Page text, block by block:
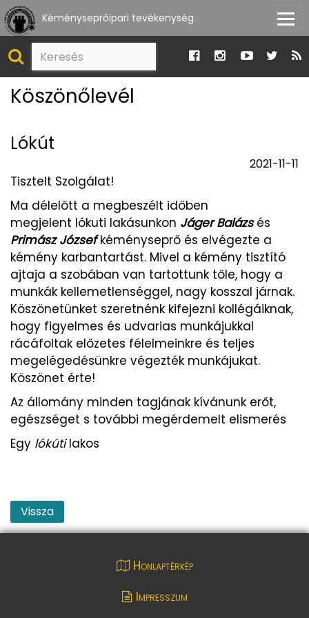
Kéményseprőipari tevékenység
Köszönőlevél
Lókút
2021-11-11
Tisztelt Szolgálat!
Ma délelőtt a megbeszélt időben
megjelent lókuti lakásunkon Jáger Balázsés
Primász Józsefkéményseprő és elvégezte a
kémény karbantartást. Mivel a kémény tisztító
ajtaja a szobában van tartottunk tőle, hogy a
munkák kellemetlenséggel, nagy kosszal járnak.
Köszönetünket szeretnénk kifejezni kollégáiknak,
hogy figyelmes és udvarias munkájukkal
rácáfoltak előzetes félelmeinkre és teljes
megelégedésünkre végezték munkájukat.
Köszönet érte!
Az állomány minden tagjának kívánunk erőt,
egészséget s további megérdemelt elismerés
Egy lókútilakos
Vissza
Honlaptérkép
Impresszum